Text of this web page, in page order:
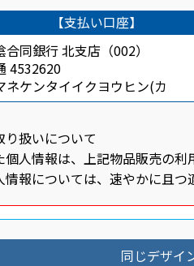
【支払い口座】
合同銀行 北支店（002）
4532620
ネケンタイイクヨウヒン(カ
扱いについて
個人情報は、上記物品販売の
報については、速やかに且つ
同じデザイ